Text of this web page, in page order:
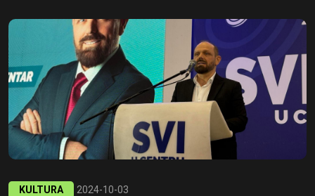
KULTURA 2024-10-03